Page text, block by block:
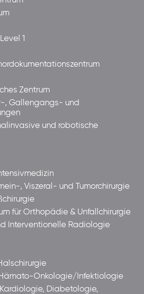
1
Zentrum
, Gallengangs- und
und robotische
, Viszeral- und Tumorchirurgie
für Orthopädie & Unfallchirurgie
Interventionelle Radiologie
Hämato-Onkologie/Infektiologie
Kardiologie, Diabetologie,